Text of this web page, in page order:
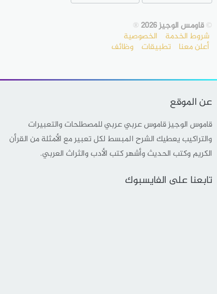
©قاومس الوجيز 2026 ®
شروط الخدمة الخصوصية
أعلن معنا تطبيقات وظائف
عن الموقع
قاموس الوجيز قاموس عربي عربي للمصطلحات والتعبيرات
والتراكيب يعطيك الشرح المبسط لكل تعبير مع الأمثلة من القرأن
الكريم وكتب الحديث وأشهر كتب الأدب والثراث العربي.
تابعنا على الفايسبوك